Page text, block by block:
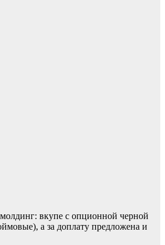
вкупе с опционной черной
а за доплату предложена и